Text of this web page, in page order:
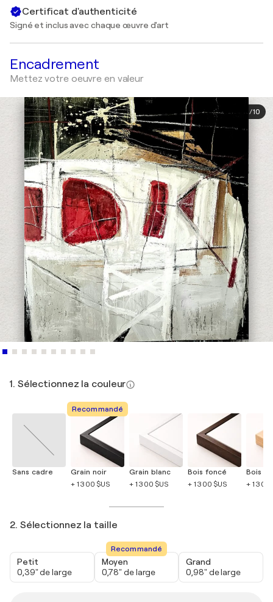
Certificat d'authenticité
Signé et inclus avec chaque œuvre d'art
Encadrement
Mettez votre oeuvre en valeur
1/10
1. Sélectionnez la couleur
Sans cadre
Recommandé
Grain noir
+ 1 300 $US
Grain blanc
+ 1 300 $US
Bois foncé
+ 1 300 $US
Bois
+ 1 300
2. Sélectionnez la taille
Petit
0,39" de large
Recommandé
Moyen
0,78" de large
Grand
0,98" de large